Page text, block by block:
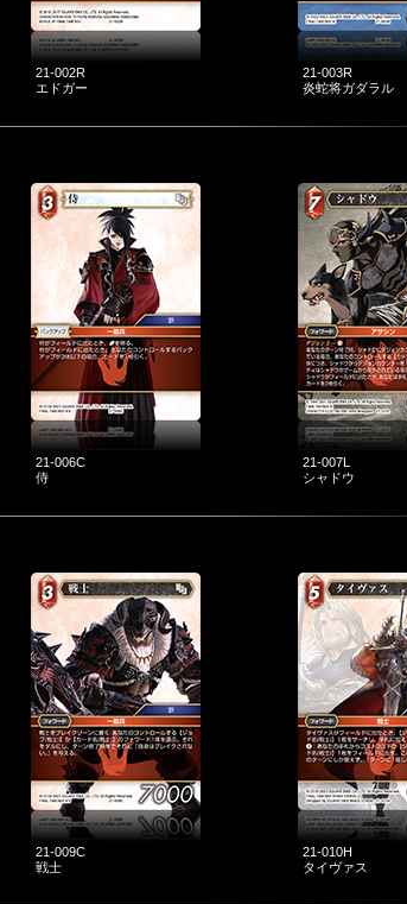
21-002R
エドガー
21-003R
炎蛇将ガダラル
21-006C
侍
21-007L
シャドウ
21-009C
戦士
21-010H
タイヴァス